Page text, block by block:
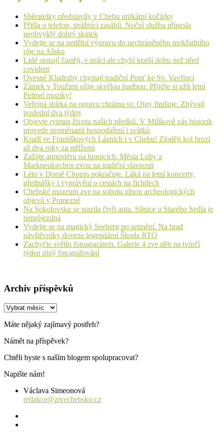
Sběratelky představily v Chebu unikátní kočárky
Přišla o telefon, strážníci zasáhli. Noční služba přinesla
neobvyklý dobrý skutek
Vydejte se na nedělní výpravu do nechráněného mokřadního
ráje na Ašsku
Lidé stonají častěji, v práci ale chybí kratší dobu než před
covidem
Ovesné Kladruby chystají tradiční Pouť ke Sv. Vavřinci
Zámek v Toužimi ožije skvělou hudbou. Přijďte si užít letní
Pelmel muziky!
Veřejná sbírka na opravu chrámu sv. Olgy finišuje. Zbývají
poslední dva týdny
Objevte rytmus života našich předků. V Milíkově vás historik
provede proměnami hospodaření i svátků
Kradl ve Františkových Lázních i v Chebu! Zloději kol hrozí
až dva roky za mřížemi
Zažijte atmosféru na hranicích. Města Luby a
Markneukirchen zvou na tradiční slavnosti
Léto v Domě Chopin pokračuje. Láká na letní koncerty,
přednášky i vyprávění o cestách na fichtlech
Chebské muzeum zve na sobotu plnou archeologických
objevů v Pomezné
Na Sokolovsku se srazila čtyři auta. Silnice u Starého Sedla je
neprůjezdná
Vydejte se na magický Seeberg po setmění. Na hrad
návštěvníky doveze legendární Škoda RTO
Zachyťte světlo fotoaparátem. Galerie 4 zve děti na tvůrčí
týden plný fotografování
Archiv příspěvků
Archiv
Máte nějaký zajímavý postřeh?
Námět na příspěvek?
Chtěli byste s naším blogem spolupracovat?
Napište nám!
Václava Simeonová
redakce@zivechebsko.cz